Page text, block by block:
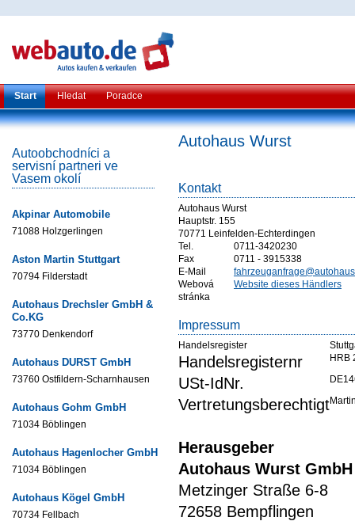
Start Hledat Poradce
Autoobchodníci a
servisní partneri ve
Vasem okolí
Akpinar Automobile
71088 Holzgerlingen
Aston Martin Stuttgart
70794 Filderstadt
Autohaus Drechsler GmbH &
Co.KG
73770 Denkendorf
Autohaus DURST GmbH
73760 Ostfildern-Scharnhausen
Autohaus Gohm GmbH
71034 Böblingen
Autohaus Hagenlocher GmbH
71034 Böblingen
Autohaus Kögel GmbH
70734 Fellbach
Autohaus Wurst
Kontakt
Autohaus Wurst
Hauptstr. 155
70771 Leinfelden-Echterdingen
Tel.
0711-3420230
Fax
0711 - 3915338
E-Mail
Webová
stránka
Website dieses Händlers
Impressum
Handelsregister
Handelsregisternr HRB
USt-IdNr.
Vertretungsberechtigt
Herausgeber
Autohaus Wurst GmbH
Metzinger Straße 6-8
72658 Bempflingen